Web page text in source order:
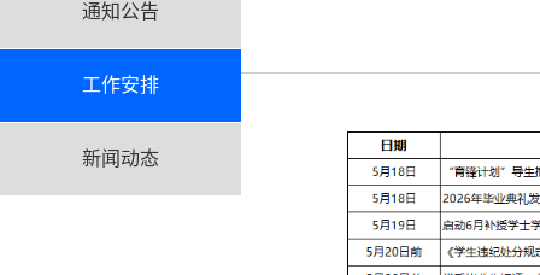
通知公告
工作安排
新闻动态